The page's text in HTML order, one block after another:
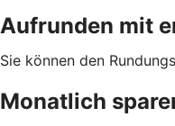
Aufrunden mit
Sie können den
Monatlich